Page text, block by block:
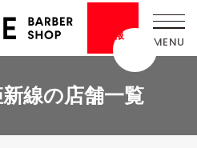
情報
線の店舗一覧